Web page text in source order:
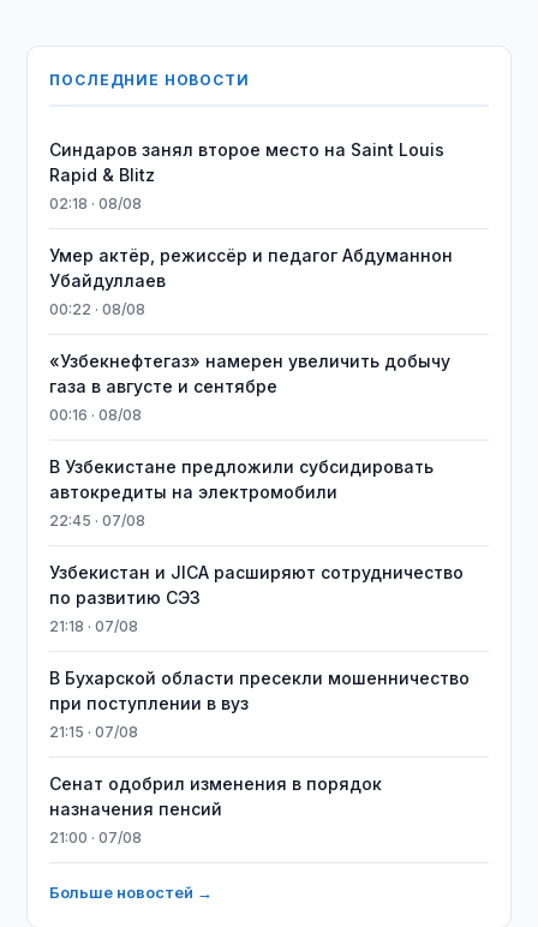
ПОСЛЕДНИЕ НОВОСТИ
Синдаров занял второе место на Saint Louis
Rapid & Blitz
02:18 · 08/08
Умер актёр, режиссёр и педагог Абдуманнон
Убайдуллаев
00:22 · 08/08
«Узбекнефтегаз» намерен увеличить добычу
газа в августе и сентябре
00:16 · 08/08
В Узбекистане предложили субсидировать
автокредиты на электромобили
22:45 · 07/08
Узбекистан и JICA расширяют сотрудничество
по развитию СЭЗ
21:18 · 07/08
В Бухарской области пресекли мошенничество
при поступлении в вуз
21:15 · 07/08
Сенат одобрил изменения в порядок
назначения пенсий
21:00 · 07/08
Больше новостей →